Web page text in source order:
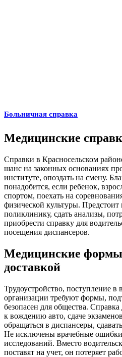
Больничная справка
Медицинские
Справки в Красносельском
шанс на законных основаниях
институте, опоздать на смену.
понадобится, если ребенок,
спортом, поехать на
физической культуры. Предстоит
поликлинику, сдать анализы,
приобрести справку для
посещения диспансеров.
Медицинские формы
доставкой
Трудоустройство, поступление в
организации требуют формы,
безопасен для общества.
к вождению авто, сдаче
обращаться в диспансеры,
Не исключены врачебные
исследований. Вместо
поставят на учет, он потеряет